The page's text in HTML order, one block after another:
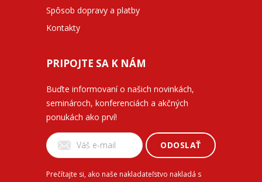
Spôsob dopravy a platby
Kontakty
PRIPOJTE SA K NÁM
Buďte informovaní o našich novinkách,
seminároch, konferenciách a akčných
ponukách ako prví!
ODOSLAŤ
Prečítajte si, ako naše nakladateľstvo nakladá s